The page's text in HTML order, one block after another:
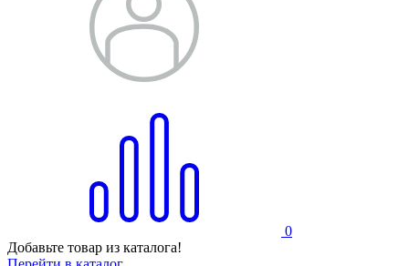
0
Добавьте товар из каталога!